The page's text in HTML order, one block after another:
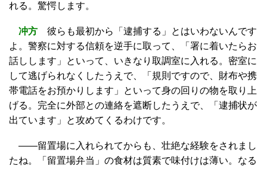
れる。驚愕します。
冲方 彼らも最初から「逮捕する」とはいわないんです
よ。警察に対する信頼を逆手に取って、「署に着いたらお
話しします」といって、いきなり取調室に入れる。密室に
して逃げられなくしたうえで、「規則ですので、財布や携
帯電話をお預かりします」といって身の回りの物を取り上
げる。完全に外部との連絡を遮断したうえで、「逮捕状が
出ています」と攻めてくるわけです。
――留置場に入れられてからも、壮絶な経験をされまし
たね。「留置場弁当」の食材は質素で味付けは薄い。なる